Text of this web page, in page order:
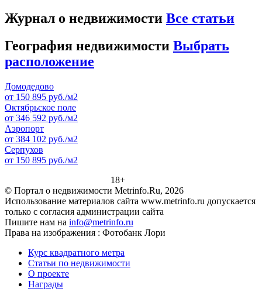
Журнал о недвижимости Все статьи
География недвижимости Выбрать
расположение
Домодедово
от 150 895 руб./м2
Октябрьское поле
от 346 592 руб./м2
Аэропорт
от 384 102 руб./м2
Серпухов
от 150 895 руб./м2
18+
© Портал о недвижимости Metrinfo.Ru, 2026
Использование материалов сайта www.metrinfo.ru допускается
только с согласия администрации сайта
Пишите нам на info@metrinfo.ru
Права на изображения : Фотобанк Лори
Курс квадратного метра
Статьи по недвижимости
О проекте
Награды